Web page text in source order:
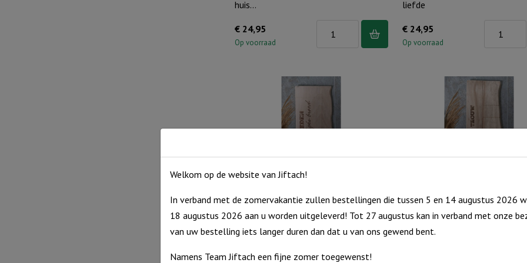
huis…
€ 24,95
Op voorraad
Liefde
maakt
liefde
€24,95
Op voorraad
Geloof,
hoop
liefde
(verticaal)
€ 24,95
Veluwse
-
Veluwse Snijplank – Groot is
€24,95
Op voorraad
Veluwse
Welkom op de website van Jiftach!
In verband met de zomervakantie zullen bestellingen die tussen 5 en 14 augustus 2026
18 augustus 2026 aan u worden uitgeleverd! Tot 27 augustus kan in verband met onze
van uw bestelling iets langer duren dan dat u van ons gewend bent.
Namens Team Jiftach een fijne zomer toegewenst!